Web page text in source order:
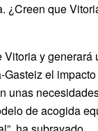
¿Creen que
y
el
unas
de acogida